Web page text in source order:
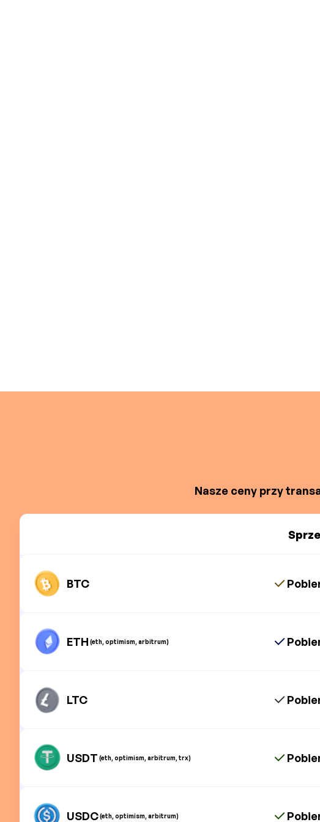
Nasze ceny przy
BTC
ETH (eth, optimism, arbitrum)
LTC
USDT (eth, optimism, arbitrum, trx)
USDC(eth, optimism, arbitrum)